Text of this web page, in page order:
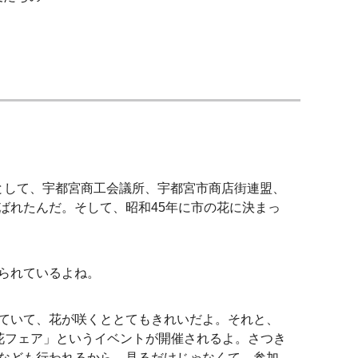
て、宇都宮商工会議所、宇都宮市商店街連盟、
れたんだ。そして、昭和45年に市の花に決まっ
れているよね。
て、花が咲くととてもきれいだよ。それと、
ェア」というイベントが開催されるよ。さつき